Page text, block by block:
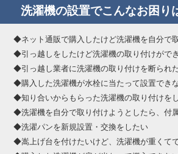
洗濯機の設置でこんなお困り
◆ネット通販で購入したけど洗濯機を自分で
◆引っ越しをしたけど洗濯機の取り付けがで
◆引っ越し業者に洗濯機の取り付けを断られ
◆購入した洗濯機が水栓に当たって設置でき
◆知り合いからもらった洗濯機の取り付けを
◆洗濯機を自分で取り付けようとしたら、付
◆洗濯パンを新規設置・交換をしたい
◆嵩上げ台を付けたいけど、洗濯機が重くて